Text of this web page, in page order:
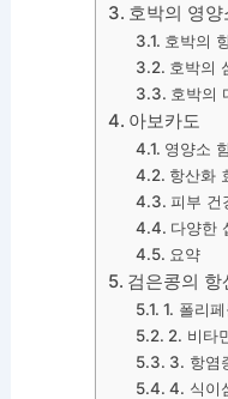
호박의 영양
호박의
호박의
호박의
아보카도
영양소
항산화
피부 건
다양한
요약
검은콩의
1. 폴리
2. 비타
3. 항염
4. 식이